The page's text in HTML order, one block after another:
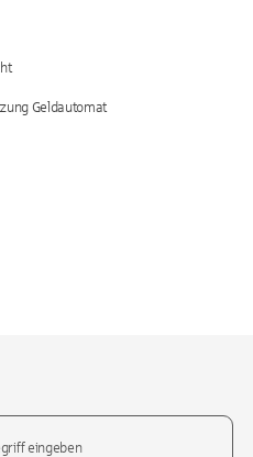
Geldautomat